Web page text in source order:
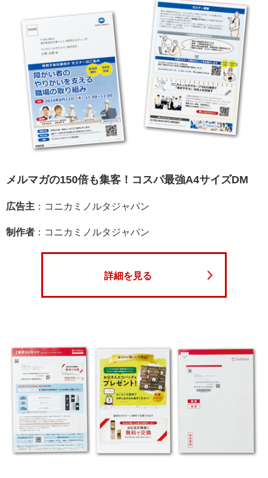
メルマガの150倍も集客！コスパ最強A4サイズDM
広告主 ：コニカミノルタジャパン
制作者 ：コニカミノルタジャパン
詳細を見る